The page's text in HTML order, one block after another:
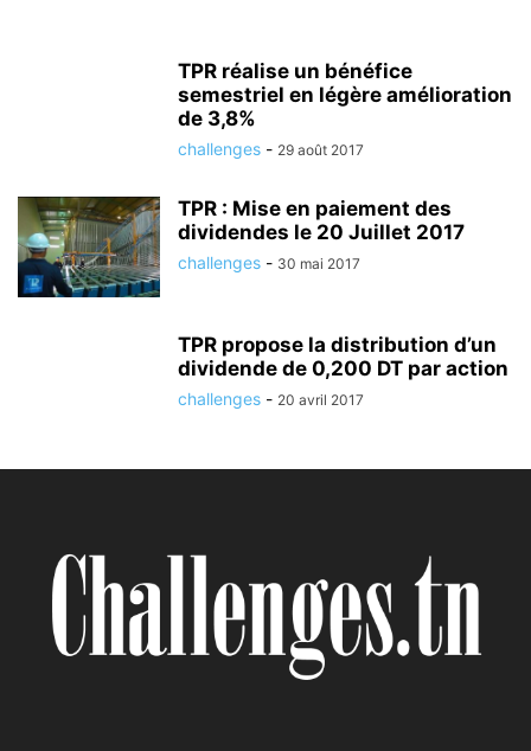
TPR réalise un bénéfice
semestriel en légère amélioration
de 3,8%
challenges - 29 août 2017
TPR : Mise en paiement des
dividendes le 20 Juillet 2017
challenges - 30 mai 2017
TPR propose la distribution d’un
dividende de 0,200 DT par action
challenges - 20 avril 2017